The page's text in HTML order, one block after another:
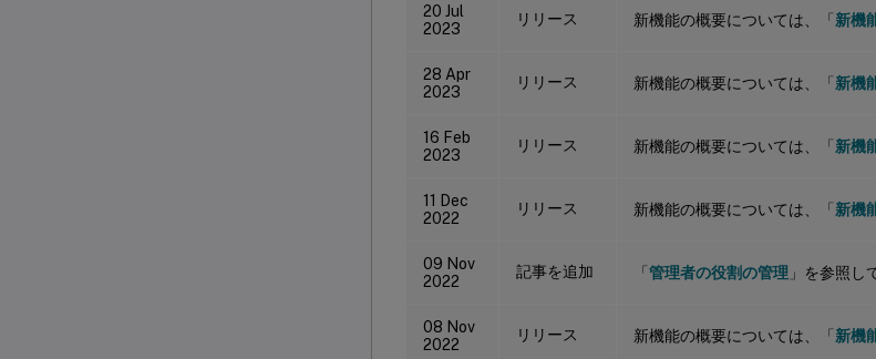
20 Jul
2023
リリース 新機能の概要については、「新機
28 Apr
2023
リリース 新機能の概要については、「新機
16 Feb
2023
リリース 新機能の概要については、「新機
11 Dec
2022
リリース 新機能の概要については、「新機
09 Nov
2022
記事を追加 「管理者の役割の管理 」を参照し
08 Nov
2022
リリース 新機能の概要については、「新機